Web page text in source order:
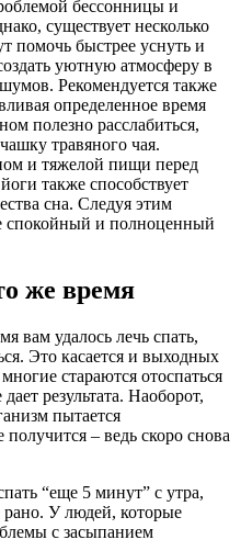
бессонницы и
существует несколько
помочь быстрее уснуть и
уютную атмосферу в
Рекомендуется также
определенное время
полезно расслабиться,
травяного чая.
и тяжелой пищи перед
также способствует
сна. Следуя этим
спокойный и полноценный
же время
вам удалось лечь спать,
Это касается и выходных
стараются отоспаться
результата. Наоборот,
пытается
получится – ведь скоро снова
“еще 5 минут” с утра,
рано. У людей, которые
с засыпанием